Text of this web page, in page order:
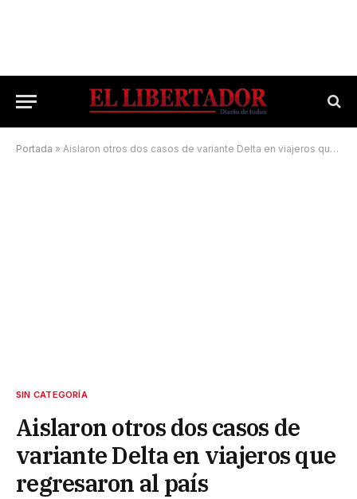
Portada » Aislaron otros dos casos de variante Delta en viajeros que regresaron al país
SIN CATEGORÍA
Aislaron otros dos casos de
variante Delta en viajeros que
regresaron al país